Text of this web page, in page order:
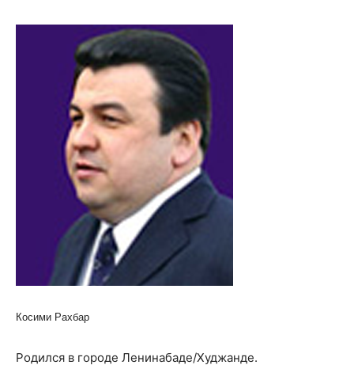
Косими Рахбар
Родился в городе Ленинабаде/Худжанде.